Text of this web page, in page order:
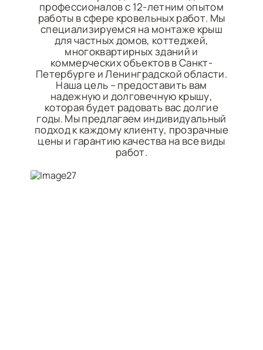
профессионалов с 12-летним опытом
работы в сфере кровельных работ. Мы
специализируемся на монтаже крыш
для частных домов, коттеджей,
многоквартирных зданий и
коммерческих объектов в Санкт-
Петербурге и Ленинградской области.
Наша цель – предоставить вам
надежную и долговечную крышу,
которая будет радовать вас долгие
годы. Мы предлагаем индивидуальный
подход к каждому клиенту, прозрачные
цены и гарантию качества на все виды
работ.